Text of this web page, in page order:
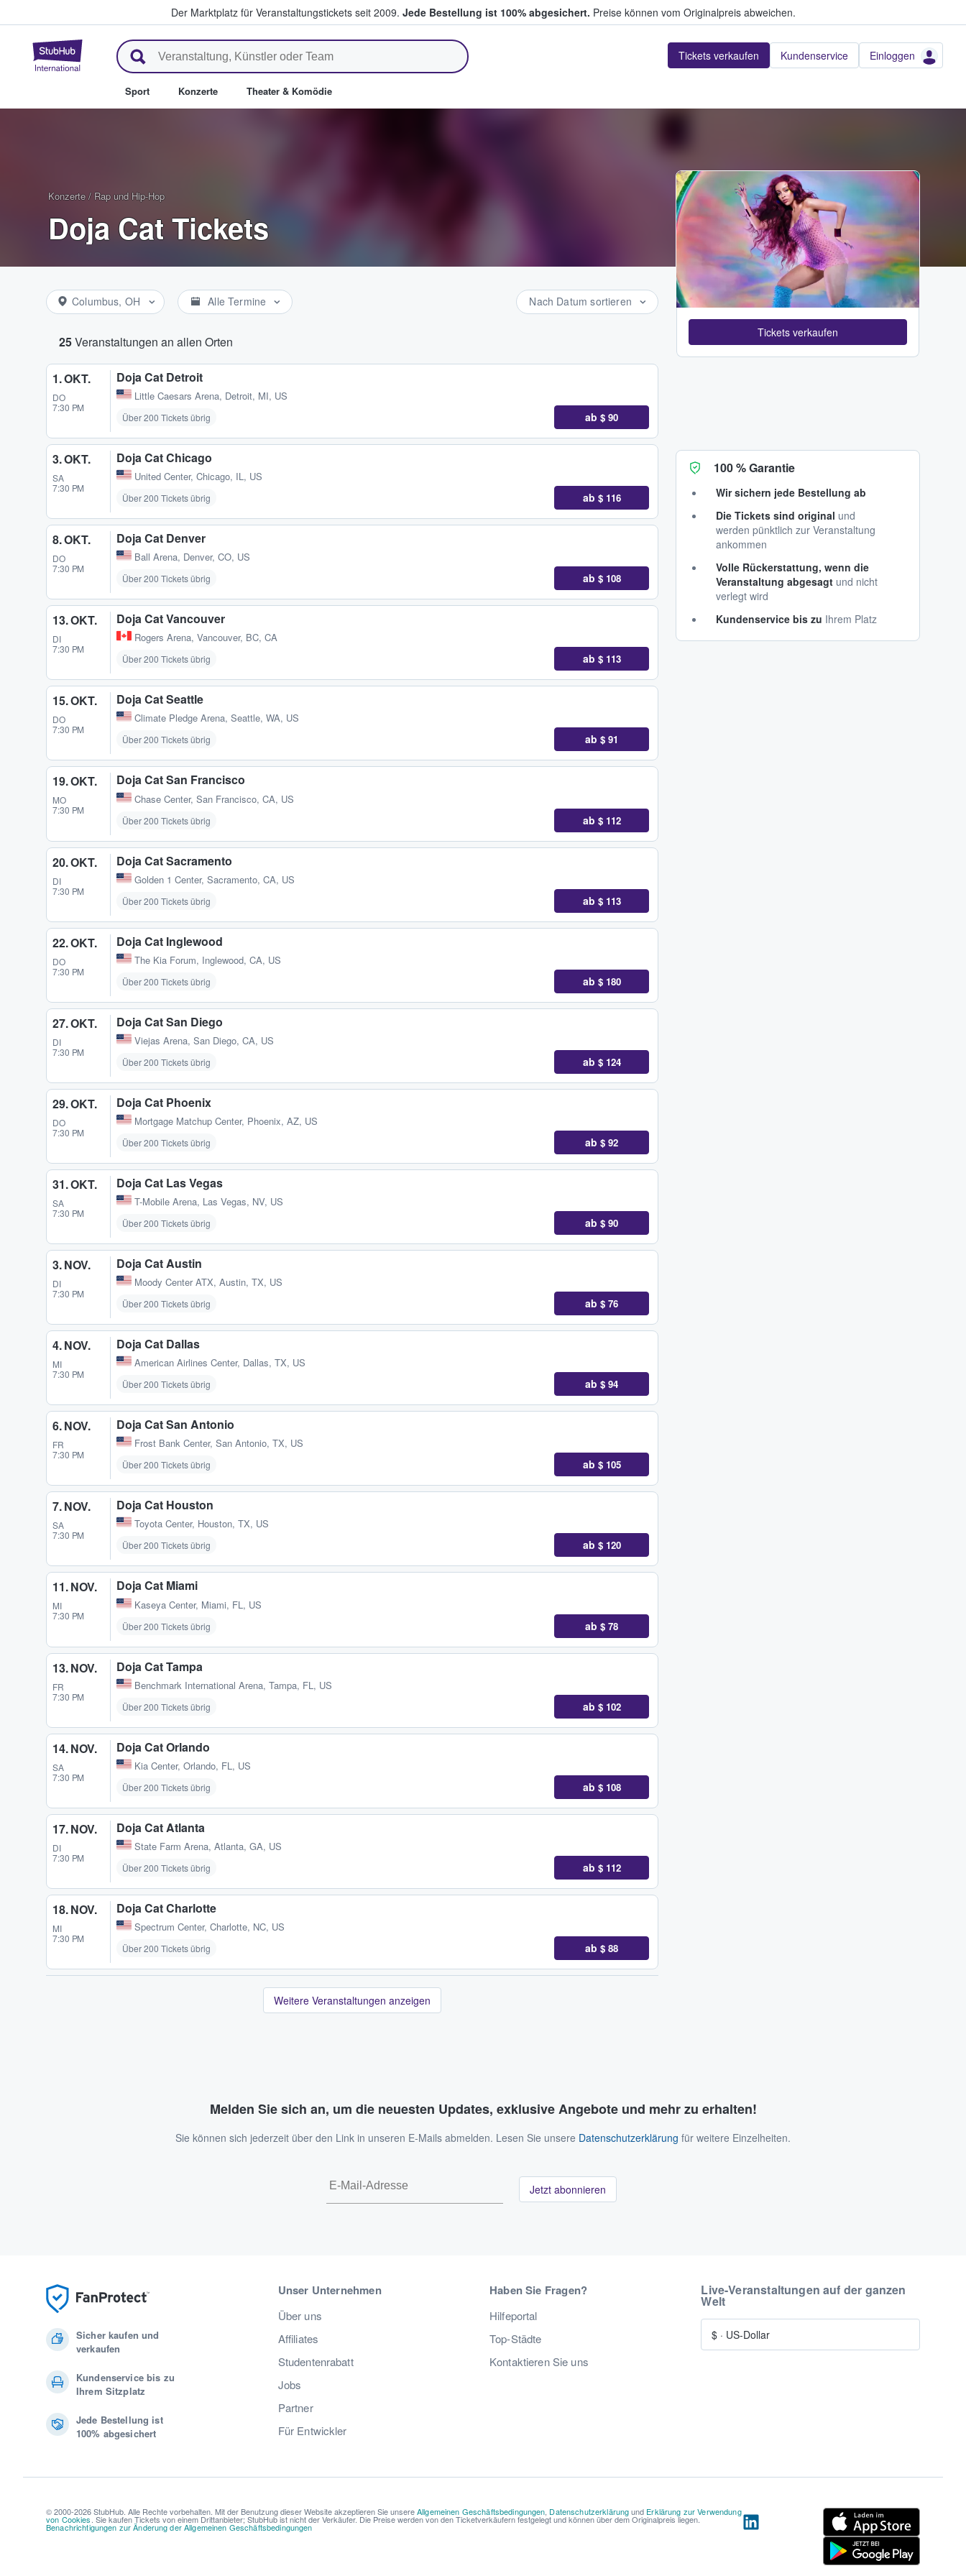
Der Marktplatz für Veranstaltungstickets seit 2009. Jede Bestellung ist 100% abgesichert. Preise können vom Originalpreis abweichen.
StubHub - Wo Fans Tickets kaufen & verkaufen Tickets verkaufen Kundenservice Einloggen
Sport Konzerte Theater & Komödie
Konzerte / Rap und Hip-Hop
Doja Cat Tickets
Columbus, OH Alle Termine Nach Datum sortieren
25Veranstaltungen an allen Orten
1. OKT.
DO
7:30 PM
Doja Cat Detroit
Little Caesars Arena, Detroit, MI, US
Über 200 Tickets übrig ab $ 90
3. OKT.
SA
7:30 PM
Doja Cat Chicago
United Center, Chicago, IL, US
Über 200 Tickets übrig ab $ 116
8. OKT.
DO
7:30 PM
Doja Cat Denver
Ball Arena, Denver, CO, US
Über 200 Tickets übrig ab $ 108
13. OKT.
DI
7:30 PM
Doja Cat Vancouver
Rogers Arena, Vancouver, BC, CA
Über 200 Tickets übrig ab $ 113
15. OKT.
DO
7:30 PM
Doja Cat Seattle
Climate Pledge Arena, Seattle, WA, US
Über 200 Tickets übrig ab $ 91
19. OKT.
MO
7:30 PM
Doja Cat San Francisco
Chase Center, San Francisco, CA, US
Über 200 Tickets übrig ab $ 112
20. OKT.
DI
7:30 PM
Doja Cat Sacramento
Golden 1 Center, Sacramento, CA, US
Über 200 Tickets übrig ab $ 113
22. OKT.
DO
7:30 PM
Doja Cat Inglewood
The Kia Forum, Inglewood, CA, US
Über 200 Tickets übrig ab $ 180
27. OKT.
DI
7:30 PM
Doja Cat San Diego
Viejas Arena, San Diego, CA, US
Über 200 Tickets übrig ab $ 124
29. OKT.
DO
7:30 PM
Doja Cat Phoenix
Mortgage Matchup Center, Phoenix, AZ, US
Über 200 Tickets übrig ab $ 92
31. OKT.
SA
7:30 PM
Doja Cat Las Vegas
T-Mobile Arena, Las Vegas, NV, US
Über 200 Tickets übrig ab $ 90
3. NOV.
DI
7:30 PM
Doja Cat Austin
Moody Center ATX, Austin, TX, US
Über 200 Tickets übrig ab $ 76
4. NOV.
MI
7:30 PM
Doja Cat Dallas
American Airlines Center, Dallas, TX, US
Über 200 Tickets übrig ab $ 94
6. NOV.
FR
7:30 PM
Doja Cat San Antonio
Frost Bank Center, San Antonio, TX, US
Über 200 Tickets übrig ab $ 105
7. NOV.
SA
7:30 PM
Doja Cat Houston
Toyota Center, Houston, TX, US
Über 200 Tickets übrig ab $ 120
11. NOV.
MI
7:30 PM
Doja Cat Miami
Kaseya Center, Miami, FL, US
Über 200 Tickets übrig ab $ 78
13. NOV.
FR
7:30 PM
Doja Cat Tampa
Benchmark International Arena, Tampa, FL, US
Über 200 Tickets übrig ab $ 102
14. NOV.
SA
7:30 PM
Doja Cat Orlando
Kia Center, Orlando, FL, US
Über 200 Tickets übrig ab $ 108
17. NOV.
DI
7:30 PM
Doja Cat Atlanta
State Farm Arena, Atlanta, GA, US
Über 200 Tickets übrig ab $ 112
18. NOV.
MI
7:30 PM
Doja Cat Charlotte
Spectrum Center, Charlotte, NC, US
Über 200 Tickets übrig ab $ 88
Weitere Veranstaltungen anzeigen
Tickets verkaufen
100 % Garantie
Wir sichern jede Bestellung ab
Die Tickets sind original und
werden pünktlich zur Veranstaltung
ankommen
Volle Rückerstattung, wenn die
Veranstaltung abgesagt und nicht
verlegt wird
Kundenservice bis zu Ihrem Platz
Melden Sie sich an, um die neuesten Updates, exklusive Angebote und mehr zu erhalten!
Sie können sich jederzeit über den Link in unseren E-Mails abmelden. Lesen Sie unsere Datenschutzerklärung für weitere Einzelheiten.
Jetzt abonnieren
Sicher kaufen und
verkaufen
Kundenservice bis zu
Ihrem Sitzplatz
Jede Bestellung ist
100% abgesichert
Unser Unternehmen
Über uns
Affiliates
Studentenrabatt
Jobs
Partner
Für Entwickler
Haben Sie Fragen?
Hilfeportal
Top-Städte
Kontaktieren Sie uns
Live-Veranstaltungen auf der ganzen
Welt
$ · US-Dollar
© 2000-2026 StubHub. Alle Rechte vorbehalten. Mit der Benutzung dieser Website akzeptieren Sie unsereAllgemeinen Geschäftsbedingungen Datenschutzerklärungund Erklärung zur Verwendung
von Cookies . Sie kaufen Tickets von einem Drittanbieter; StubHub ist nicht der Verkäufer. Die Preise werden von den Ticketverkäufern festgelegt und können über dem Originalpreis liegen.
Benachrichtigungen zur Änderung der Allgemeinen Geschäftsbedingungen